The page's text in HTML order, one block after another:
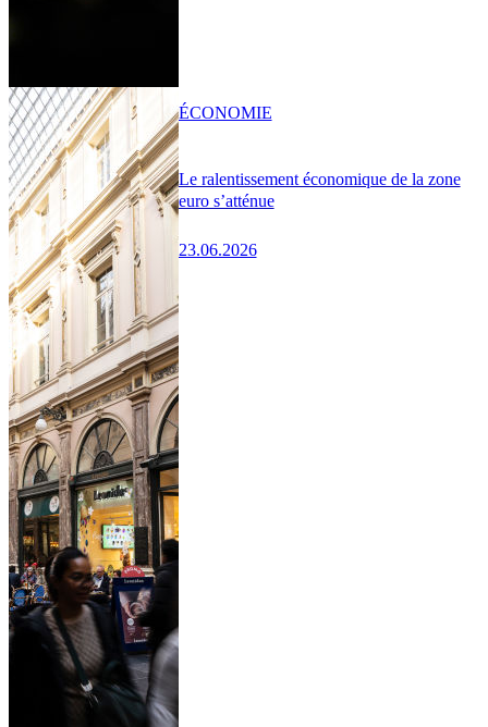
Le ralentissement économique de la zone
euro s’atténue
23.06.2026
ÉCONOMIE